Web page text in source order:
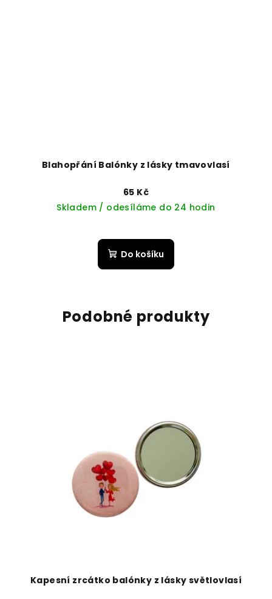
Blahopřání Balónky z lásky tmavovlasí
65 Kč
Skladem / odesíláme do 24 hodin
Do košíku
Podobné produkty
Kapesní zrcátko balónky z lásky světlovlasí